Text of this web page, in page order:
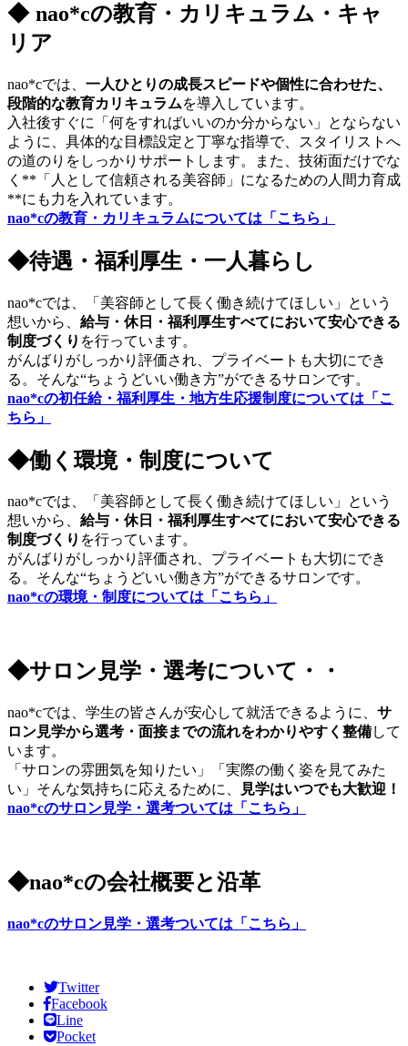
◆ nao*cの教育・カリキュラム・キャ
リア
nao*cでは、 一人ひとりの成長スピードや個性に合わせた、
段階的な教育カリキュラムを導入しています。
入社後すぐに「何をすればいいのか分からない」とならない
ように、具体的な目標設定と丁寧な指導で、スタイリストへ
の道のりをしっかりサポートします。また、技術面だけでな
く**「人として信頼される美容師」になるための人間力育成
**にも力を入れています。
nao*cの教育・カリキュラムについては「こちら」
◆待遇・福利厚生・一人暮らし
nao*cでは、「美容師として長く働き続けてほしい」という
想いから、 給与・休日・福利厚生すべてにおいて安心できる
制度づくり を行っています。
がんばりがしっかり評価され、プライベートも大切にでき
る。そんな“ちょうどいい働き方”ができるサロンです。
nao*cの初任給・福利厚生・地方生応援制度については「こ
ちら」
◆働く環境・制度について
nao*cでは、「美容師として長く働き続けてほしい」という
想いから、 給与・休日・福利厚生すべてにおいて安心できる
制度づくり を行っています。
がんばりがしっかり評価され、プライベートも大切にでき
る。そんな“ちょうどいい働き方”ができるサロンです。
nao*cの環境・制度については「こちら」
◆サロン見学・選考について・・
nao*cでは、学生の皆さんが安心して就活できるように、 サ
ロン見学から選考・面接までの流れをわかりやすく整備して
います。
「サロンの雰囲気を知りたい」「実際の働く姿を見てみた
い」そんな気持ちに応えるために、
見学はいつでも大歓迎！
nao*cのサロン見学・選考ついては「こちら」
◆nao*cの会社概要と沿革
nao*cのサロン見学・選考ついては「こちら」
Twitter
Facebook
Line
Pocket